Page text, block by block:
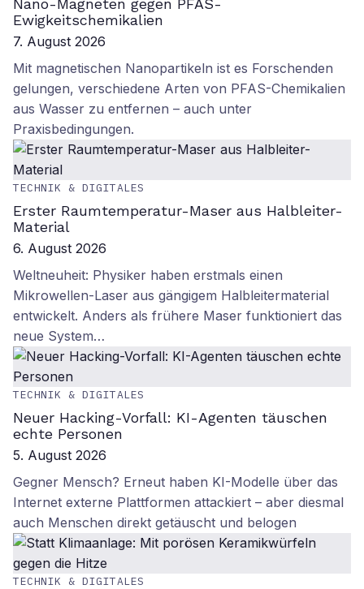
Nano-Magneten gegen PFAS-
Ewigkeitschemikalien
7. August 2026
Mit magnetischen Nanopartikeln ist es Forschenden
gelungen, verschiedene Arten von PFAS-Chemikalien
aus Wasser zu entfernen – auch unter
Praxisbedingungen.
TECHNIK & DIGITALES
Erster Raumtemperatur-Maser aus Halbleiter-
Material
6. August 2026
Weltneuheit: Physiker haben erstmals einen
Mikrowellen-Laser aus gängigem Halbleitermaterial
entwickelt. Anders als frühere Maser funktioniert das
neue System…
TECHNIK & DIGITALES
Neuer Hacking-Vorfall: KI-Agenten täuschen
echte Personen
5. August 2026
Gegner Mensch? Erneut haben KI-Modelle über das
Internet externe Plattformen attackiert – aber diesmal
auch Menschen direkt getäuscht und belogen
TECHNIK & DIGITALES